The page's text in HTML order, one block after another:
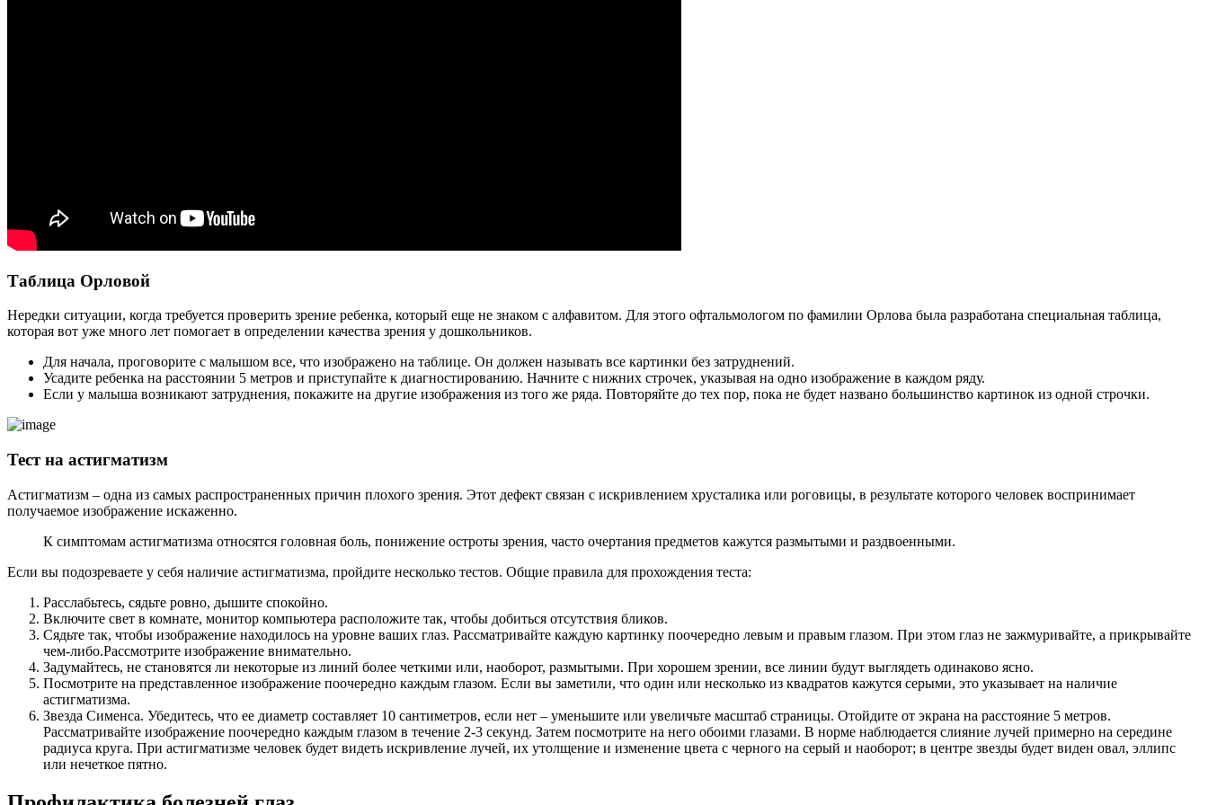
Таблица Орловой
Нередки ситуации, когда требуется проверить зрение ребенка, который еще не знаком с алфавитом. Для этого офтальмологом по фамилии Орлова была разработана специальная таблица,
которая вот уже много лет помогает в определении качества зрения у дошкольников.
Для начала, проговорите с малышом все, что изображено на таблице. Он должен называть все картинки без затруднений.
Усадите ребенка на расстоянии 5 метров и приступайте к диагностированию. Начните с нижних строчек, указывая на одно изображение в каждом ряду.
Если у малыша возникают затруднения, покажите на другие изображения из того же ряда. Повторяйте до тех пор, пока не будет названо большинство картинок из одной строчки.
Тест на астигматизм
Астигматизм – одна из самых распространенных причин плохого зрения. Этот дефект связан с искривлением хрусталика или роговицы, в результате которого человек воспринимает
получаемое изображение искаженно.
К симптомам астигматизма относятся головная боль, понижение остроты зрения, часто очертания предметов кажутся размытыми и раздвоенными.
Если вы подозреваете у себя наличие астигматизма, пройдите несколько тестов. Общие правила для прохождения теста:
Расслабьтесь, сядьте ровно, дышите спокойно.
Включите свет в комнате, монитор компьютера расположите так, чтобы добиться отсутствия бликов.
Сядьте так, чтобы изображение находилось на уровне ваших глаз. Рассматривайте каждую картинку поочередно левым и правым глазом. При этом глаз не зажмуривайте, а прикрывайте
чем-либо.Рассмотрите изображение внимательно.
Задумайтесь, не становятся ли некоторые из линий более четкими или, наоборот, размытыми. При хорошем зрении, все линии будут выглядеть одинаково ясно.
Посмотрите на представленное изображение поочередно каждым глазом. Если вы заметили, что один или несколько из квадратов кажутся серыми, это указывает на наличие
астигматизма.
Звезда Сименса. Убедитесь, что ее диаметр составляет 10 сантиметров, если нет – уменьшите или увеличьте масштаб страницы. Отойдите от экрана на расстояние 5 метров.
Рассматривайте изображение поочередно каждым глазом в течение 2-3 секунд. Затем посмотрите на него обоими глазами. В норме наблюдается слияние лучей примерно на середине
радиуса круга. При астигматизме человек будет видеть искривление лучей, их утолщение и изменение цвета с черного на серый и наоборот; в центре звезды будет виден овал, эллипс
или нечеткое пятно.